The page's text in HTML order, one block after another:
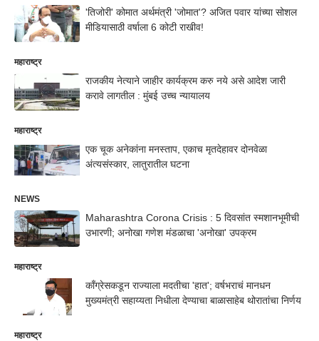
'तिजोरी' कोमात अर्थमंत्री 'जोमात'? अजित पवार यांच्या सोशल
मीडियासाठी वर्षाला 6 कोटी राखीव!
महाराष्ट्र
राजकीय नेत्याने जाहीर कार्यक्रम करु नये असे आदेश जारी
करावे लागतील : मुंबई उच्च न्यायालय
महाराष्ट्र
एक चूक अनेकांना मनस्ताप, एकाच मृतदेहावर दोनवेळा
अंत्यसंस्कार, लातुरातील घटना
NEWS
Maharashtra Corona Crisis : 5 दिवसांत स्मशानभूमीची
उभारणी; अनोखा गणेश मंडळाचा 'अनोखा' उपक्रम
महाराष्ट्र
काँग्रेसकडून राज्याला मदतीचा 'हात'; वर्षभराचं मानधन
मुख्यमंत्री सहाय्यता निधीला देण्याचा बाळासाहेब थोरातांचा निर्णय
महाराष्ट्र